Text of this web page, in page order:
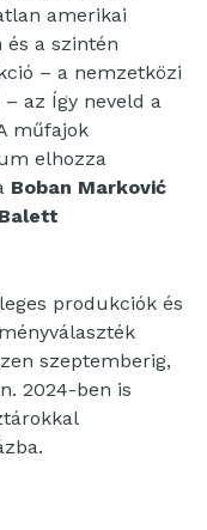
amerikai
és a szintén
– a nemzetközi
az Így neveld a
műfajok
elhozza
Boban Marković
produkciók és
szeptemberig,
2024-ben is